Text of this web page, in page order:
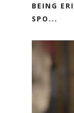
BEING
SPO...